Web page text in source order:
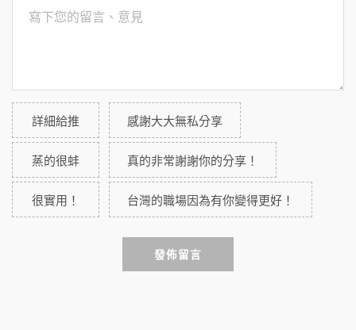
詳細給推 感謝大大無私分享
蒸的很蚌 真的非常謝謝你的分享！
很實用！ 台灣的職場因為有你變得更好！
發佈留言